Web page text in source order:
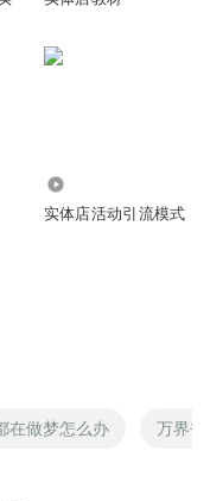
实体店活动引流模式
在做梦怎么办 万界